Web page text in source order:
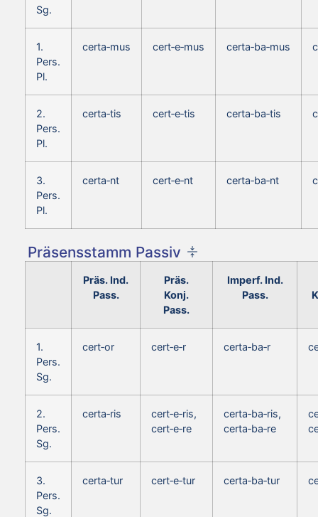
Sg.
1.
Pers.
Pl.
certa‑mus cert‑e‑mus certa‑ba‑mus
2.
Pers.
Pl.
certa‑tis cert‑e‑tis certa‑ba‑tis
3.
Pers.
Pl.
certa‑nt cert‑e‑nt certa‑ba‑nt
Präsensstamm Passiv
Präs. Ind.
Pass.
Präs.
Konj.
Pass.
Imperf. Ind.
Pass.
1.
Pers.
Sg.
cert‑or cert‑e‑r certa‑ba‑r
2.
Pers.
Sg.
certa‑ris
cert‑e‑ris,
cert‑e‑re
certa‑ba‑ris,
certa‑ba‑re
3.
Pers.
Sg.
certa‑tur cert‑e‑tur certa‑ba‑tur